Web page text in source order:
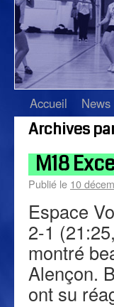
Accueil News
Archives
M18
Publié le 10
Espace
2-1
montré
Alençon.
ont su